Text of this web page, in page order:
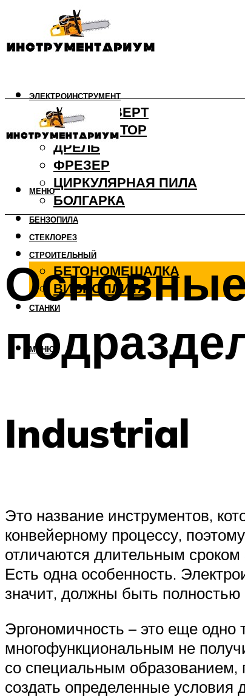
ЭЛЕКТРОИНСТРУМЕНТ
ШУРУПОВЕРТ
ПЕРФОРАТОР
ДРЕЛЬ
ФРЕЗЕР
ЦИРКУЛЯРНАЯ ПИЛА
БОЛГАРКА
БЕНЗОПИЛА
СТЕКЛОРЕЗ
СТРОИТЕЛЬНЫЙ
БЕТОНОМЕШАЛКА
ВИБРОПЛИТА
СТАНКИ
МЕНЮ
МЕНЮ
Industrial
Это название инструментов,
конвейерному процессу,
отличаются длительным сроком
Есть одна особенность.
значит, должны быть полностью
Эргономичность – это еще
многофункциональным не
со специальным образованием,
создать определенные условия